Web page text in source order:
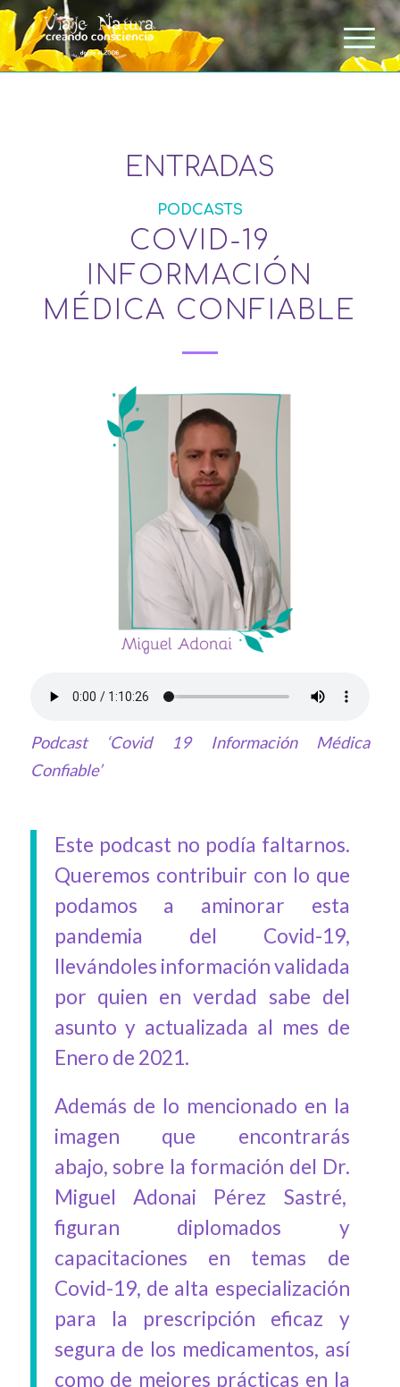
ENTRADAS
PODCASTS
COVID-19
INFORMACIÓN
MÉDICA CONFIABLE
Podcast ‘Covid 19 Información Médica
Confiable’
Este podcast no podía faltarnos.
Queremos contribuir con lo que
podamos a aminorar esta
pandemia del Covid-19,
llevándoles información validada
por quien en verdad sabe del
asunto y actualizada al mes de
Enero de 2021.
Además de lo mencionado en la
imagen que encontrarás
abajo, sobre la formación del Dr.
Miguel Adonai Pérez Sastré,
figuran diplomados y
capacitaciones en temas de
Covid-19, de alta especialización
para la prescripción eficaz y
segura de los medicamentos, así
como de mejores prácticas en la